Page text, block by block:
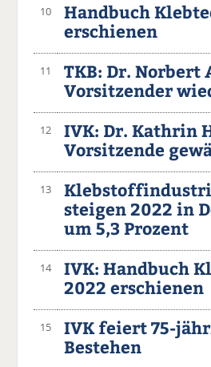
10
Handbuch
erschienen
11
TKB: Dr. Norbert
Vorsitzender
12
IVK: Dr. Kathrin
Vorsitzende
13
steigen 2022 in
um 5,3 Prozent
14
IVK: Handbuch
2022 erschienen
15
IVK feiert 75-
Bestehen